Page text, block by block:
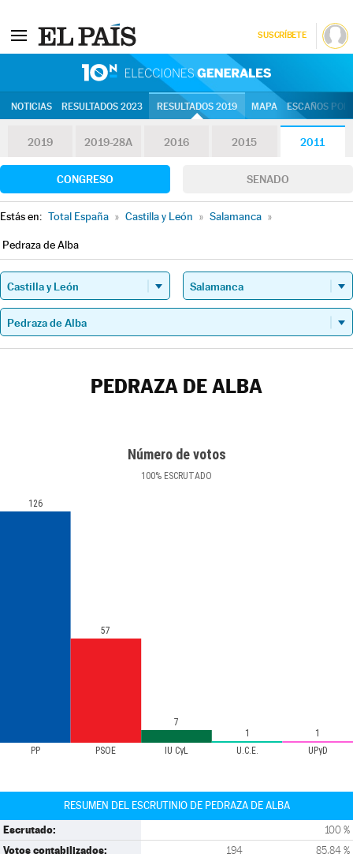
SUSCRÍBETE
NOTICIAS RESULTADOS 2023 RESULTADOS 2019 MAPA ESCAÑOS
2019 2019-28A 2016 2015 2011
CONGRESO SENADO
Estás en: Total España » Castilla y León » Salamanca »
Pedraza de Alba
PEDRAZA DE ALBA
Número de votos
100% ESCRUTADO
PP PSOE IU CyL U.C.E. UPyD
126
57
7
1
1
RESUMEN DEL ESCRUTINIO DE PEDRAZA DE ALBA
Escrutado: 100 %
Votos contabilizados: 194 85,84 %